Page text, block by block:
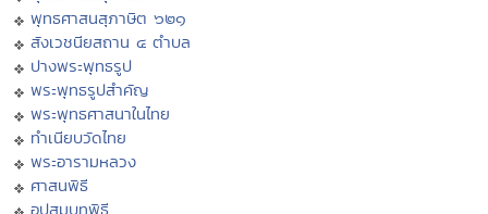
พุทธศาสนสุภาษิต ๖๒๑
สังเวชนียสถาน ๔ ตำบล
ปางพระพุทธรูป
พระพุทธรูปสำคัญ
พระพุทธศาสนาในไทย
ทำเนียบวัดไทย
พระอารามหลวง
ศาสนพิธี